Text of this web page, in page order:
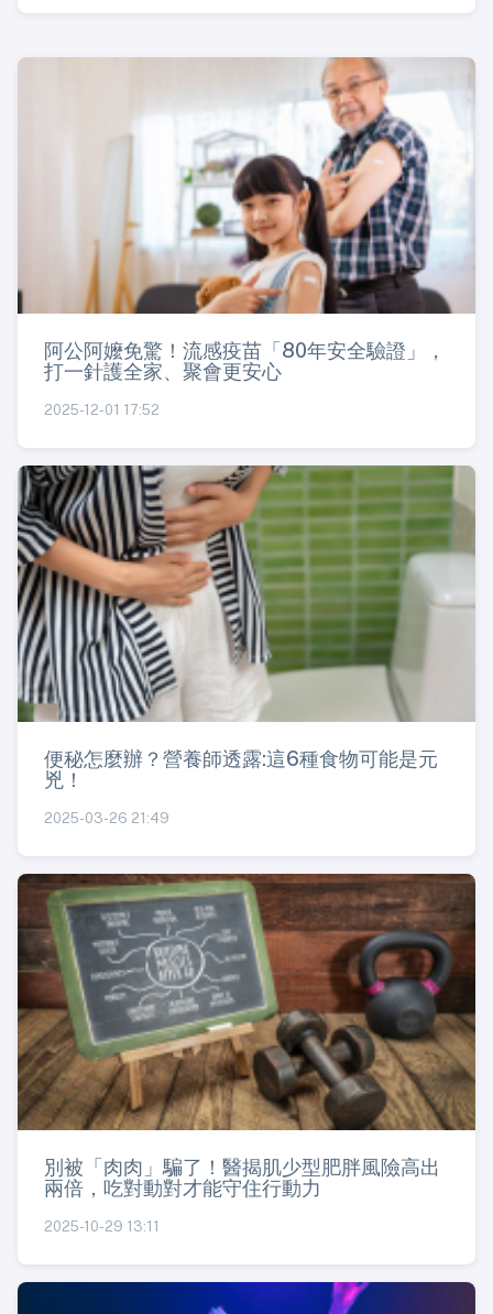
阿公阿嬤免驚！流感疫苗「80年安全驗證」，
打一針護全家、聚會更安心
2025-12-01 17:52
便秘怎麼辦？營養師透露:這6種食物可能是元
兇！
2025-03-26 21:49
別被「肉肉」騙了！醫揭肌少型肥胖風險高出
兩倍，吃對動對才能守住行動力
2025-10-29 13:11